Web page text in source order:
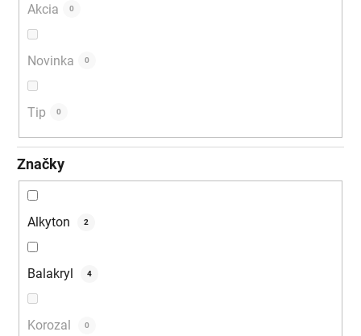
Akcia 0
Novinka 0
Tip 0
Značky
Alkyton 2
Balakryl 4
Korozal 0